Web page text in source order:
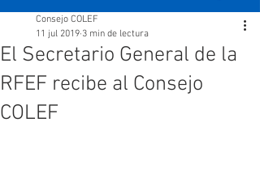
El Secretario General de la
RFEF recibe al Consejo
COLEF
Consejo COLEF
11 jul 2019 3 min de lectura